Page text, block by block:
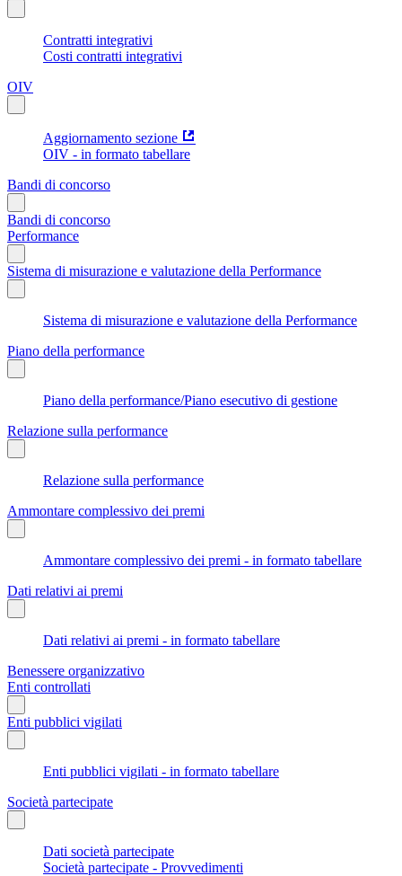
Contratti integrativi
Costi contratti integrativi
OIV
Aggiornamento sezione
OIV - in formato tabellare
Bandi di concorso
Bandi di concorso
Performance
Sistema di misurazione e valutazione della Performance
Sistema di misurazione e valutazione della Performance
Piano della performance
Piano della performance/Piano esecutivo di gestione
Relazione sulla performance
Relazione sulla performance
Ammontare complessivo dei premi
Ammontare complessivo dei premi - in formato tabellare
Dati relativi ai premi
Dati relativi ai premi - in formato tabellare
Benessere organizzativo
Enti controllati
Enti pubblici vigilati
Enti pubblici vigilati - in formato tabellare
Società partecipate
Dati società partecipate
Società partecipate - Provvedimenti